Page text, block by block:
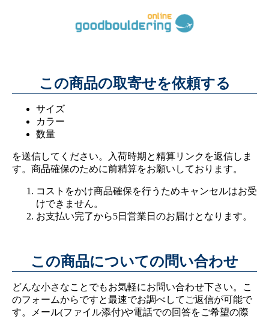
この商品の取寄せを依頼する
サイズ
カラー
数量
を送信してください。入荷時期と精算リンクを返信しま
す。商品確保のために前精算をお願いしております。
コストをかけ商品確保を行うためキャンセルはお受
けできません。
お支払い完了から5日営業日のお届けとなります。
この商品についての問い合わせ
どんな小さなことでもお気軽にお問い合わせ下さい。こ
のフォームからですと最速でお調べしてご返信が可能で
す。メール(ファイル添付)や電話での回答をご希望の際